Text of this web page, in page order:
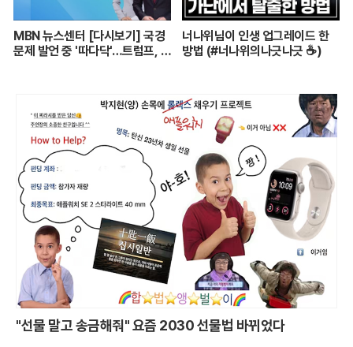
MBN 뉴스센터 [다시보기] 국경
문제 발언 중 '따다닥'…트럼프, 피
너나위님이 인생 업그레이드 한
방법 (#너나위의나긋나긋 ☕)
"선물 말고 송금해줘" 요즘 2030 선물법 바뀌었다